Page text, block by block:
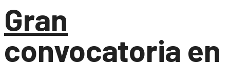
Gran
convocatoria en